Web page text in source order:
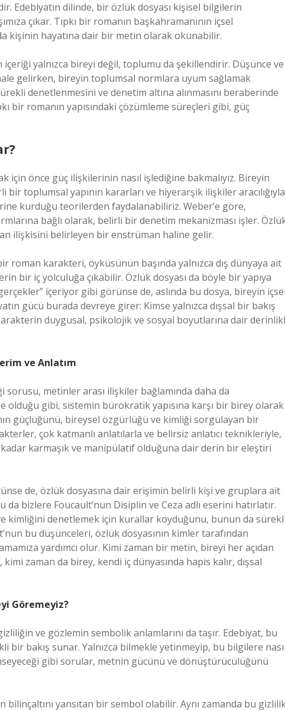
Edebiyatın dilinde, bir özlük dosyası kişisel bilgilerin
çıkar. Tıpkı bir romanın başkahramanının içsel
kişinin hayatına dair bir metin olarak okunabilir.
yalnızca bireyi değil, toplumu da şekillendirir. Düşünce ve
gelirken, bireyin toplumsal normlara uyum sağlamak
denetlenmesini ve denetim altına alınmasını beraberinde
bir romanın yapısındaki çözümleme süreçleri gibi, güç
için önce güç ilişkilerinin nasıl işlediğine bakmalıyız. Bireyin
bir toplumsal yapının kararları ve hiyerarşik ilişkiler aracılığıyla
kurduğu teorilerden faydalanabiliriz. Weber’e göre,
bağlı olarak, belirli bir denetim mekanizması işler.
ilişkisini belirleyen bir enstrüman haline gelir.
roman karakteri, öyküsünün başında yalnızca dış dünyaya ait
bir iç yolculuğa çıkabilir. Özlük dosyası da böyle bir yapıya
içeriyor gibi görünse de, aslında bu dosya, bireyin
gücü burada devreye girer: Kimse yalnızca dışsal bir bakış
duygusal, psikolojik ve sosyal boyutlarına dair
ve Anlatım
metinler arası ilişkiler bağlamında daha da
olduğu gibi, sistemin bürokratik yapısına karşı bir birey olarak
güçlüğünü, bireysel özgürlüğü ve kimliği sorgulayan bir
çok katmanlı anlatılarla ve belirsiz anlatıcı teknikleriyle,
karmaşık ve manipülatif olduğuna dair derin bir eleştiri
de, özlük dosyasına dair erişimin belirli kişi ve gruplara ait
da bizlere Foucault’nun Disiplin ve Ceza adlı eserini hatırlatır.
kimliğini denetlemek için kurallar koyduğunu, bunun da
bu düşünceleri, özlük dosyasının kimler tarafından
yardımcı olur. Kimi zaman bir metin, bireyi her açıdan
zaman da birey, kendi iç dünyasında hapis kalır, dışsal
Göremeyiz?
ve gözlemin sembolik anlamlarını da taşır. Edebiyat, bu
bir bakış sunar. Yalnızca bilmekle yetinmeyip, bu bilgilere
gibi sorular, metnin gücünü ve dönüştürücülüğünü
yansıtan bir sembol olabilir. Aynı zamanda bu